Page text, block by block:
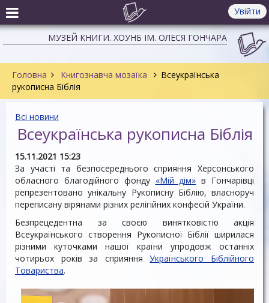
Увійти
МУЗЕЙ КНИГИ. ХОУНБ ІМ. ОЛЕСЯ ГОНЧАРА
Головна Книгознавча мозаїка
Всеукраїнська
рукописна Біблія
Всі новини
Всеукраїнська рукописна Біблія
15.11.2021 15:23
За участі та безпосереднього сприяння Херсонського
обласного благодійного фонду «Мій дім» в Гончарівці
репрезентовано унікальну Рукописну Біблію, власноруч
переписану вірянами різних релігійних конфесій України.
Безпрецедентна за своєю винятковістю акція
Всеукраїнського створення Рукописної Біблії ширилася
різними куточками нашої країни упродовж останніх
чотирьох років за сприянняУкраїнського Біблійного
Товариства.